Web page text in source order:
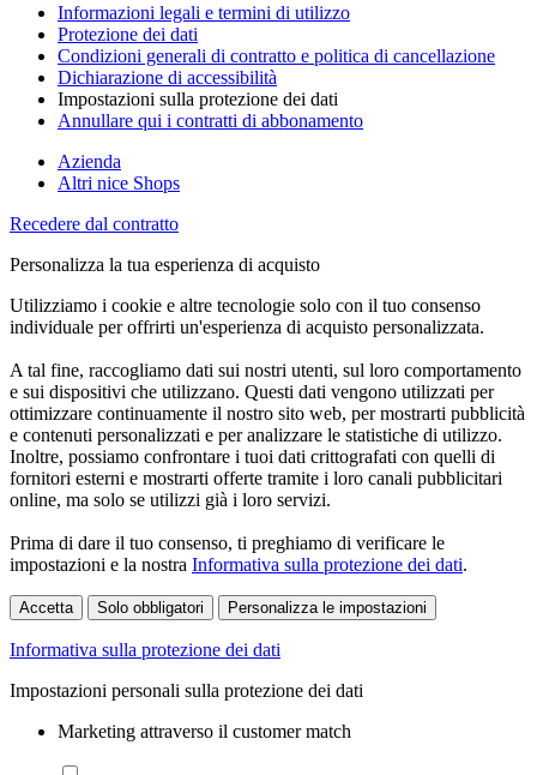
Informazioni legali e termini di utilizzo
Protezione dei dati
Condizioni generali di contratto e politica di cancellazione
Dichiarazione di accessibilità
Impostazioni sulla protezione dei dati
Annullare qui i contratti di abbonamento
Azienda
Altri nice Shops
Recedere dal contratto
Personalizza la tua esperienza di acquisto
Utilizziamo i cookie e altre tecnologie solo con il tuo consenso
individuale per offrirti un'esperienza di acquisto personalizzata.
A tal fine, raccogliamo dati sui nostri utenti, sul loro comportamento
e sui dispositivi che utilizzano. Questi dati vengono utilizzati per
ottimizzare continuamente il nostro sito web, per mostrarti pubblicità
e contenuti personalizzati e per analizzare le statistiche di utilizzo.
Inoltre, possiamo confrontare i tuoi dati crittografati con quelli di
fornitori esterni e mostrarti offerte tramite i loro canali pubblicitari
online, ma solo se utilizzi già i loro servizi.
Prima di dare il tuo consenso, ti preghiamo di verificare le
impostazioni e la nostra Informativa sulla protezione dei dati.
Accetta Solo obbligatori Personalizza le impostazioni
Informativa sulla protezione dei dati
Impostazioni personali sulla protezione dei dati
Marketing attraverso il customer match